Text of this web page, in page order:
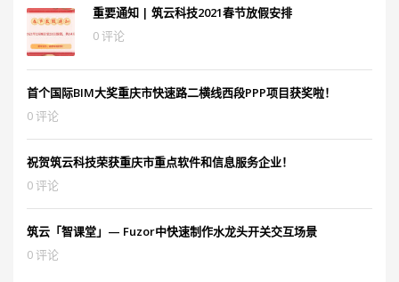
重要通知 | 筑云科技2021春节放假安排
0 评论
首个国际BIM大奖重庆市快速路二横线西段PPP项目获奖啦！
0 评论
祝贺筑云科技荣获重庆市重点软件和信息服务企业！
0 评论
筑云「智课堂」— Fuzor中快速制作水龙头开关交互场景
0 评论